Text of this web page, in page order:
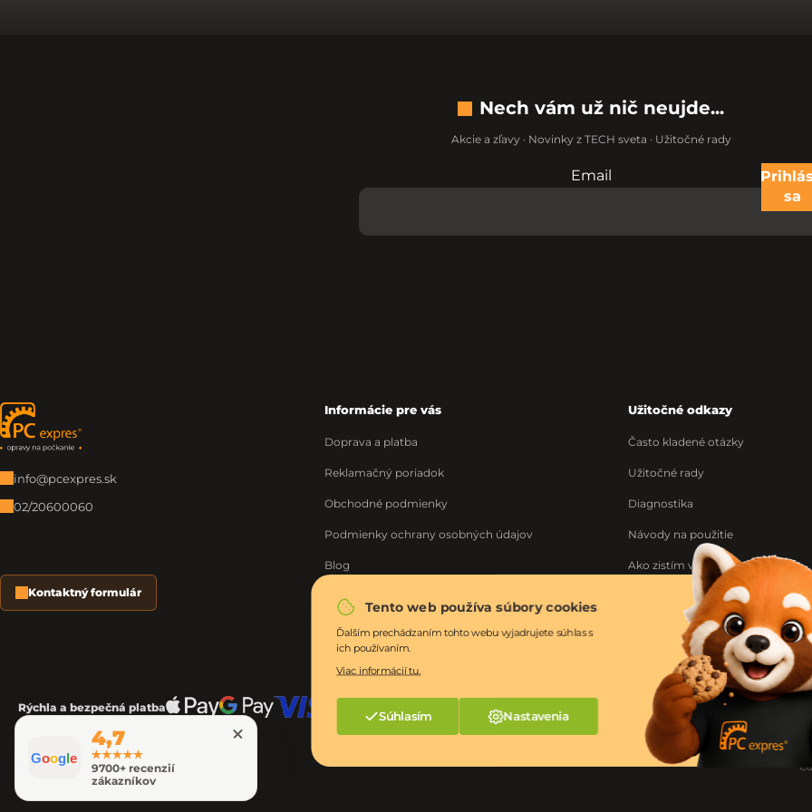
Tento web používa súbory cookies
Ďalším prechádzaním tohto webu vyjadrujete súhlas s
ich používaním.
Viac informácií tu.
Súhlasím Nastavenia
Nech vám už nič neujde...
Akcie a zľavy · Novinky z TECH sveta · Užitočné rady
Nevypĺňajte toto pole:
Email
sa
Zápätie
info@pcexpres.sk
02/20600060
Kontaktný formulár
Informácie pre vás
Doprava a platba
Reklamačný poriadok
Obchodné podmienky
Podmienky ochrany osobných údajov
Blog
O nás
Moja objednávka
Užitočné odkazy
Často kladené otázky
Užitočné rady
Diagnostika
Návody na použitie
Ako zistím výrobné číslo
Ponuka práce
Rýchla a bezpečná platba
Vytvoril Shoptet Premium
Google
4,7
9700+ recenzií
zákazníkov